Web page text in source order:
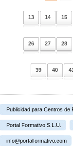
13 14 15
26 27 28
39 40
Publicidad para Centros de
Portal Formativo S.L.U.
info@portalformativo.com